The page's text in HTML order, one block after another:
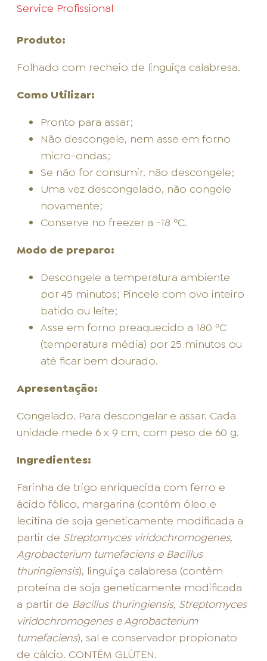
Service Profissional
Produto:
Folhado com recheio de linguiça calabresa.
Como Utilizar:
Pronto para assar;
Não descongele, nem asse em forno
micro-ondas;
Se não for consumir, não descongele;
Uma vez descongelado, não congele
novamente;
Conserve no freezer a -18 ºC.
Modo de preparo:
Descongele a temperatura ambiente
por 45 minutos; Pincele com ovo inteiro
batido ou leite;
Asse em forno preaquecido a 180 ºC
(temperatura média) por 25 minutos ou
até ficar bem dourado.
Apresentação:
Congelado. Para descongelar e assar. Cada
unidade mede 6 x 9 cm, com peso de 60 g.
Ingredientes:
Farinha de trigo enriquecida com ferro e
ácido fólico, margarina (contém óleo e
lecitina de soja geneticamente modificada a
partir de Streptomyces viridochromogenes,
Agrobacterium tumefaciens e Bacillus
thuringiensis), linguiça calabresa (contém
proteína de soja geneticamente modificada
a partir de Bacillus thuringiensis, Streptomyces
viridochromogenes e Agrobacterium
tumefaciens), sal e conservador propionato
de cálcio. CONTÉM GLÚTEN.